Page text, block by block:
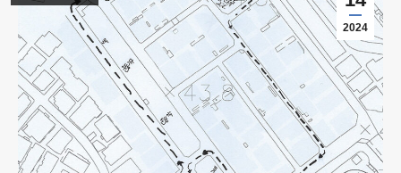
2024